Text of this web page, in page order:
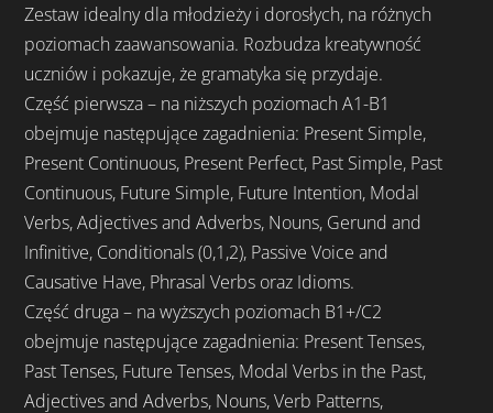
Zestaw idealny dla młodzieży i dorosłych, na różnych
poziomach zaawansowania. Rozbudza kreatywność
uczniów i pokazuje, że gramatyka się przydaje.
Część pierwsza – na niższych poziomach A1-B1
obejmuje następujące zagadnienia: Present Simple,
Present Continuous, Present Perfect, Past Simple, Past
Continuous, Future Simple, Future Intention, Modal
Verbs, Adjectives and Adverbs, Nouns, Gerund and
Infinitive, Conditionals (0,1,2), Passive Voice and
Causative Have, Phrasal Verbs oraz Idioms.
Część druga – na wyższych poziomach B1+/C2
obejmuje następujące zagadnienia: Present Tenses,
Past Tenses, Future Tenses, Modal Verbs in the Past,
Adjectives and Adverbs, Nouns, Verb Patterns,